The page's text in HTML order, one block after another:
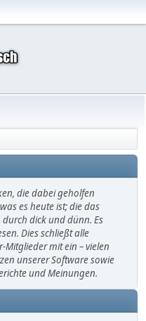
die dabei geholfen
es heute ist; die das
dick und dünn. Es
Dies schließt alle
mit ein – vielen
unserer Software sowie
und Meinungen.